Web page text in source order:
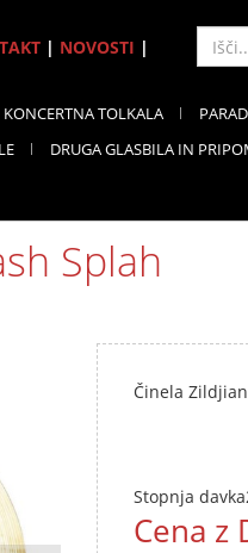
| NOVOSTI |
KONCERTNA TOLKALA
DRUGA GLASBILA IN
Splah
Činela
Stopnja davka
Cena z